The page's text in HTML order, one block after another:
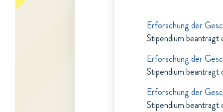
Erforschung der
Stipendium beantragt
Erforschung der
Stipendium beantragt
Erforschung der
Stipendium beantragt